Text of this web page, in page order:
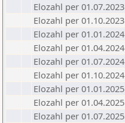
Elozahl per 01.07.2023
Elozahl per 01.10.2023
Elozahl per 01.01.2024
Elozahl per 01.04.2024
Elozahl per 01.07.2024
Elozahl per 01.10.2024
Elozahl per 01.01.2025
Elozahl per 01.04.2025
Elozahl per 01.07.2025